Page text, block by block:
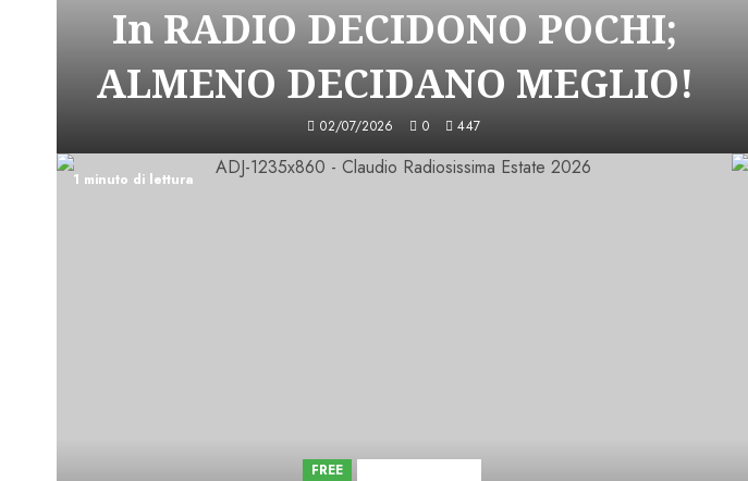
In RADIO DECIDONO POCHI;
ALMENO DECIDANO MEGLIO!
02/07/2026 0 447
1 minuto di lettura
FREE